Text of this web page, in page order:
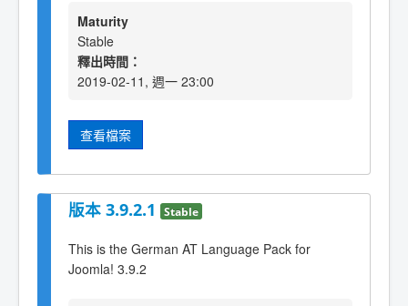
Maturity
Stable
釋出時間：
2019-02-11, 週一 23:00
查看檔案
版本 3.9.2.1 Stable
This is the German AT Language Pack for
Joomla! 3.9.2